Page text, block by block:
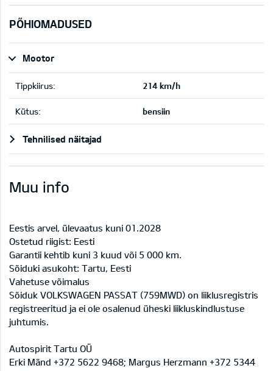
PÕHIOMADUSED
Mootor
Tippkiirus: 214 km/h
Kütus: bensiin
Tehnilised näitajad
Muu info
Eestis arvel, ülevaatus kuni 01.2028
Ostetud riigist: Eesti
Garantii kehtib kuni 3 kuud või 5 000 km.
Sõiduki asukoht: Tartu, Eesti
Vahetuse võimalus
Sõiduk VOLKSWAGEN PASSAT (759MWD) on liiklusregistris
registreeritud ja ei ole osalenud üheski liikluskindlustuse
juhtumis.
Autospirit Tartu OÜ
Erki Mänd +372 5622 9468; Margus Herzmann +372 5344